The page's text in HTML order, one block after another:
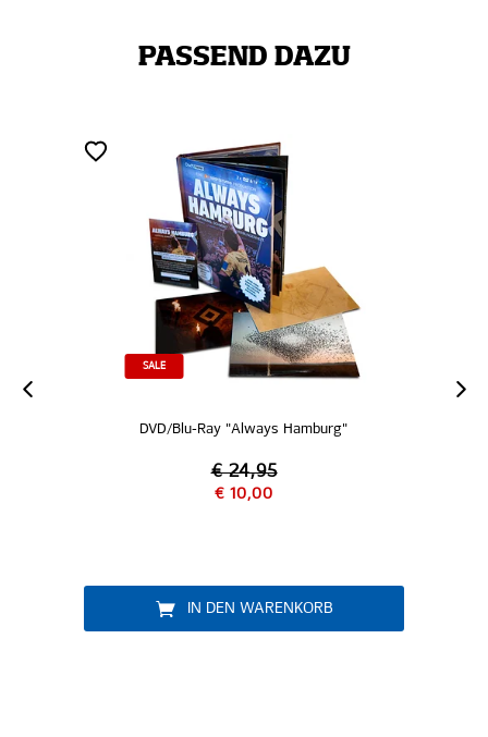
PASSEND DAZU
SALE
DVD/Blu-Ray "Always Hamburg"
€ 24,95
€ 10,00
IN DEN WARENKORB